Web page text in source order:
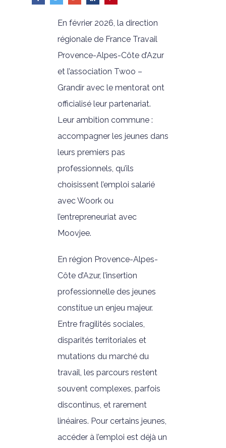
En février 2026, la direction
régionale de France Travail
Provence-Alpes-Côte d’Azur
et l’association Twoo –
Grandir avec le mentorat ont
officialisé leur partenariat.
Leur ambition commune :
accompagner les jeunes dans
leurs premiers pas
professionnels, qu’ils
choisissent l’emploi salarié
avec Woork ou
l’entrepreneuriat avec
Moovjee.
En région Provence-Alpes-
Côte d’Azur, l’insertion
professionnelle des jeunes
constitue un enjeu majeur.
Entre fragilités sociales,
disparités territoriales et
mutations du marché du
travail, les parcours restent
souvent complexes, parfois
discontinus, et rarement
linéaires. Pour certains jeunes,
accéder à l’emploi est déjà un